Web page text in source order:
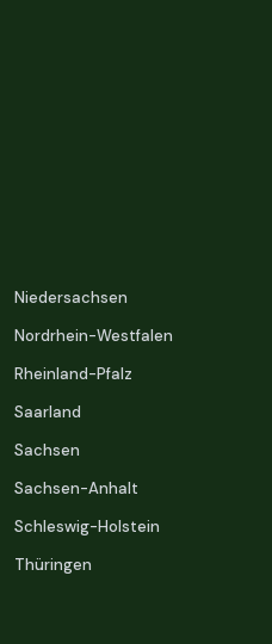
Niedersachsen
Nordrhein-Westfalen
Rheinland-Pfalz
Saarland
Sachsen
Sachsen-Anhalt
Schleswig-Holstein
Thüringen